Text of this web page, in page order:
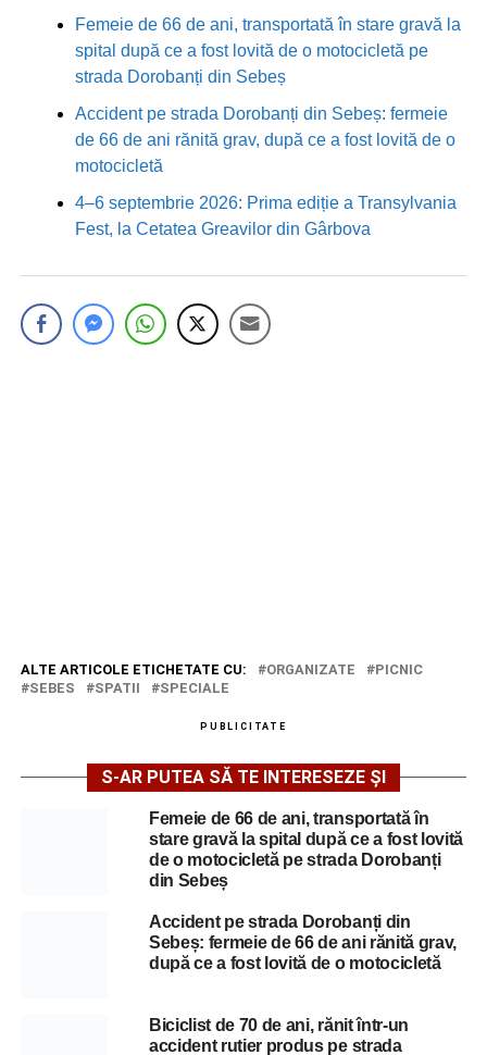
Femeie de 66 de ani, transportată în stare gravă la
spital după ce a fost lovită de o motocicletă pe
strada Dorobanți din Sebeș
Accident pe strada Dorobanți din Sebeș: fermeie
de 66 de ani rănită grav, după ce a fost lovită de o
motocicletă
4–6 septembrie 2026: Prima ediție a Transylvania
Fest, la Cetatea Greavilor din Gârbova
ALTE ARTICOLE ETICHETATE CU: ORGANIZATE
PICNIC
SEBES
SPATII SPECIALE
PUBLICITATE
S-AR PUTEA SĂ TE INTERESEZE ȘI
Femeie de 66 de ani, transportată în
stare gravă la spital după ce a fost lovită
de o motocicletă pe strada Dorobanți
din Sebeș
Accident pe strada Dorobanți din
Sebeș: fermeie de 66 de ani rănită grav,
după ce a fost lovită de o motocicletă
Biciclist de 70 de ani, rănit într-un
accident rutier produs pe strada